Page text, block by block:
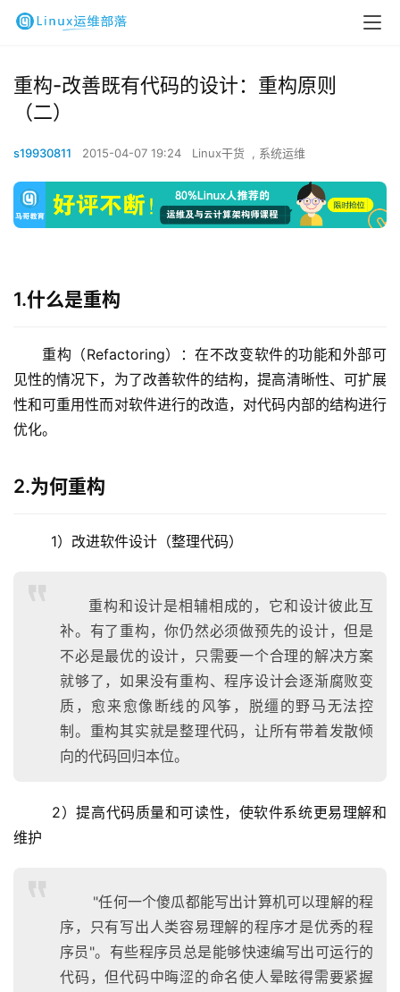
重构-改善既有代码的设计：重构原则
（二）
s19930811 2015-04-07 19:24 Linux干货 , 系统运维
1.什么是重构
重构（Refactoring）：在不改变软件的功能和外部可
见性的情况下，为了改善软件的结构，提高清晰性、可扩展
性和可重用性而对软件进行的改造，对代码内部的结构进行
优化。
2.为何重构
1）改进软件设计（整理代码）
重构和设计是相辅相成的，它和设计彼此互
补。有了重构，你仍然必须做预先的设计，但是
不必是最优的设计，只需要一个合理的解决方案
就够了，如果没有重构、程序设计会逐渐腐败变
质，愈来愈像断线的风筝，脱缰的野马无法控
制。重构其实就是整理代码，让所有带着发散倾
向的代码回归本位。
2）提高代码质量和可读性，使软件系统更易理解和
维护
"任何一个傻瓜都能写出计算机可以理解的程
序，只有写出人类容易理解的程序才是优秀的程
序员"。有些程序员总是能够快速编写出可运行的
代码，但代码中晦涩的命名使人晕眩得需要紧握